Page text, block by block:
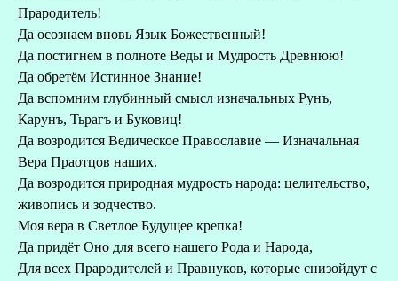
Прародитель!
Да осознаем вновь Язык Божественный!
Да постигнем в полноте Веды и Мудрость Древнюю!
Да обретём Истинное Знание!
Да вспомним глубинный смысл изначальных Рунъ,
Карунъ, Тьрагъ и Буковиц!
Да возродится Ведическое Православие — Изначальная
Вера Праотцов наших.
Да возродится природная мудрость народа: целительство,
живопись и зодчество.
Моя вера в Светлое Будущее крепка!
Да придёт Оно для всего нашего Рода и Народа,
Для всех Прародителей и Правнуков, которые снизойдут с